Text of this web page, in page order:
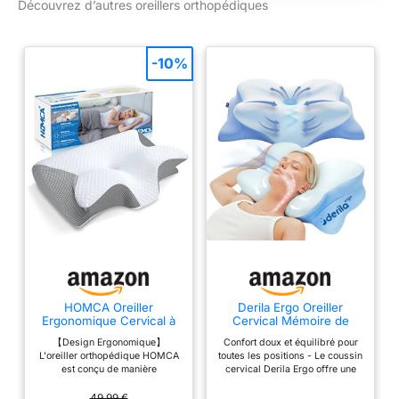
de sommeil inégalée.
soulagement de la
à l'inconfort. Nos
oreillers compensés
sont très efficaces
pour traiter des
problèmes tels que le
reflux acide, le
ronflement, les maux
de dos et les
douleurs cervicales,
une bonne circulation
sanguine. Profitez
d'un sommeil plus
confortable et sans
douleur pour un
repos et une
corps comme la tête,
particulièrement
bénéfique pour la
récupération post-
opératoire. Hauteur
et angle
personnalisables :
grâce à son design
innovant et à ses
options réglables,
de lit vous offrent la
flexibilité de choisir la
hauteur et l'angle les
plus appropriés.
Vous pouvez choisir
entre 22,9 cm ou
Découvrez d’autres oreillers orthopédiques
HOMCA Oreiller
Ergonomique Cervical à
Mémoire de Forme, Gris,
60x40x12/14cm
【Design Ergonomique】
L'oreiller orthopédique HOMCA
est conçu de manière
toutes les positions de sommeil.
-10%
Derila Ergo Oreiller
Cervical Mémoire de
Rafraîchissant
Confort doux et équilibré pour
toutes les positions - Le coussin
cervical Derila Ergo offre une